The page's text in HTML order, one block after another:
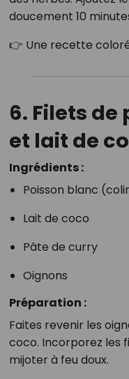
doucement 10
👉 Une recette
6. Filets
et lait de
Ingrédients :
Poisson blanc
Lait de coco
Pâte de curry
Oignons
Préparation :
Faites revenir les
coco. Incorporez les
mijoter à feu doux.